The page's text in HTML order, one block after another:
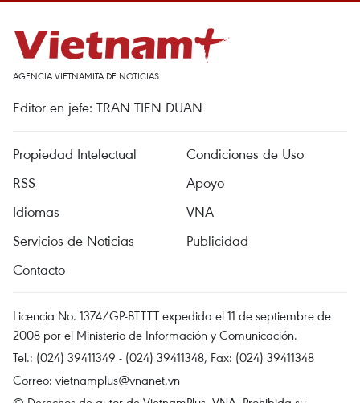
AGENCIA VIETNAMITA DE NOTICIAS
Editor en jefe: TRAN TIEN DUAN
Propiedad Intelectual
Condiciones de Uso
RSS
Apoyo
Idiomas
VNA
Servicios de Noticias
Publicidad
Contacto
Licencia No. 1374/GP-BTTTT expedida el 11 de septiembre de
2008 por el Ministerio de Información y Comunicación.
Tel.: (024) 39411349 - (024) 39411348, Fax: (024) 39411348
Correo: vietnamplus@vnanet.vn